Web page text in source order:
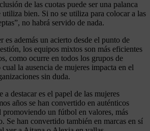
de las cuotas puede ser una palanca
utiliza bien. Si no se utiliza para colocar a las
no habrá servido de nada.
es además un acierto desde el punto de
los equipos mixtos son más eficientes
como ocurre en todos los grupos de
la ausencia de mujeres impacta en el
sin duda.
a destacar es el papel de las mujeres
años se han convertido en auténticos
promoviendo un fútbol en valores, más
Se han convertido también en marcas en sí